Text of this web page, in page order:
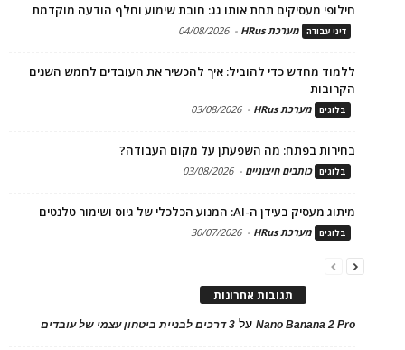
חילופי מעסיקים תחת אותו גג: חובת שימוע וחלף הודעה מוקדמת
דיני עבודה מערכת HRus -
04/08/2026
ללמוד מחדש כדי להוביל: איך להכשיר את העובדים לחמש השנים
הקרובות
בלוגים מערכת HRus -
03/08/2026
בחירות בפתח: מה השפעתן על מקום העבודה?
בלוגים כותבים חיצוניים -
03/08/2026
מיתוג מעסיק בעידן ה-AI: המנוע הכלכלי של גיוס ושימור טלנטים
בלוגים מערכת HRus -
30/07/2026
תגובות אחרונות
Nano Banana 2 Proעל 3 דרכים לבניית ביטחון עצמי של עובדים